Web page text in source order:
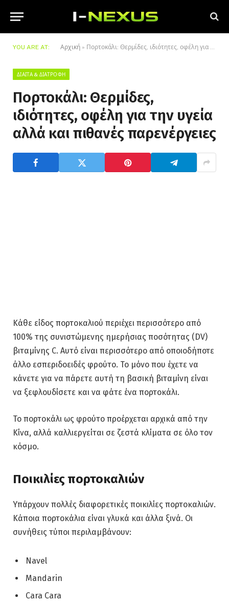
YOU ARE AT: Αρχική » Πορτοκάλι: Θερμίδες, ιδιότητες, οφέλη για την υγεία αλλά και πιθανές παρενέργειες
ΔΊΑΙΤΑ & ΔΙΑΤΡΟΦΉ
Πορτοκάλι: Θερμίδες,
ιδιότητες, οφέλη για την υγεία
αλλά και πιθανές παρενέργειες
Κάθε είδος πορτοκαλιού περιέχει περισσότερο από
100% της συνιστώμενης ημερήσιας ποσότητας (DV)
βιταμίνης C. Αυτό είναι περισσότερο από οποιοδήποτε
άλλο εσπεριδοειδές φρούτο. Το μόνο που έχετε να
κάνετε για να πάρετε αυτή τη βασική βιταμίνη είναι
να ξεφλουδίσετε και να φάτε ένα πορτοκάλι.
Το πορτοκάλι ως φρούτο προέρχεται αρχικά από την
Κίνα, αλλά καλλιεργείται σε ζεστά κλίματα σε όλο τον
κόσμο.
Ποικιλίες πορτοκαλιών
Υπάρχουν πολλές διαφορετικές ποικιλίες πορτοκαλιών.
Κάποια πορτοκάλια είναι γλυκά και άλλα ξινά. Οι
συνήθεις τύποι περιλαμβάνουν:
Navel
Mandarin
Cara Cara